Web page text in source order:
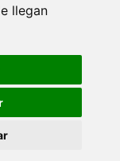
llegan